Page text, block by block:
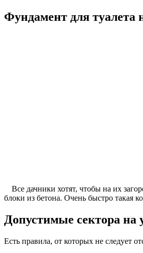
Фундамент для туалета
Все дачники хотят, чтобы на их
блоки из бетона. Очень быстро такая
Допустимые сектора на
Есть правила, от которых не следует